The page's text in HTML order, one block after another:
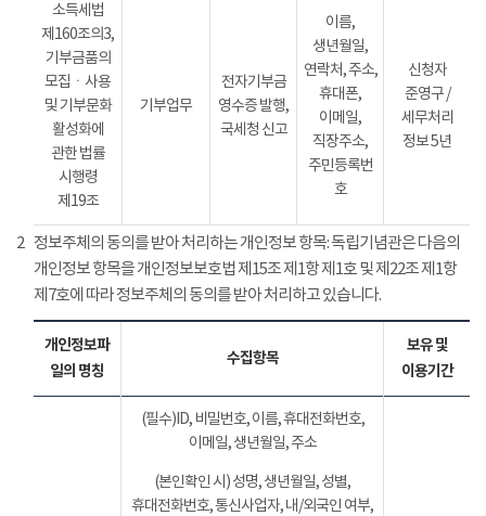
소득세법
제160조의3,
기부금품의
모집ㆍ사용
및 기부문화
활성화에
관한 법률
시행령
제19조
기부업무
전자기부금
영수증 발행,
국세청 신고
이름,
생년월일,
연락처, 주소,
휴대폰,
이메일,
직장주소,
주민등록번
호
신청자
준영구 /
세무처리
정보 5년
2 정보주체의 동의를 받아 처리하는 개인정보 항목: 독립기념관은 다음의
개인정보 항목을 개인정보보호법 제15조 제1항 제1호 및 제22조 제1항
제7호에 따라 정보주체의 동의를 받아 처리하고 있습니다.
개인정보파
일의 명칭
수집항목
보유 및
이용기간
(필수)ID, 비밀번호, 이름, 휴대전화번호,
이메일, 생년월일, 주소
(본인확인 시) 성명, 생년월일, 성별,
휴대전화번호, 통신사업자, 내/외국인 여부,